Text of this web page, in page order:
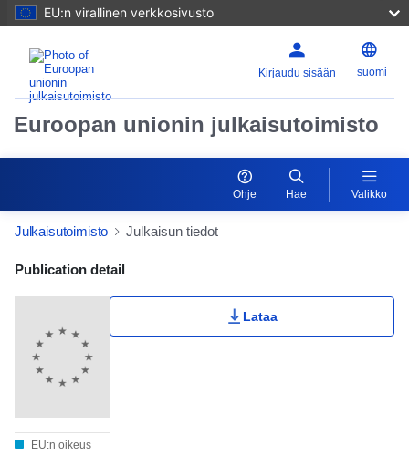
EU:n virallinen verkkosivusto
Kirjaudu sisään suomi
Euroopan unionin julkaisutoimisto
Ohje Hae Valikko
Julkaisutoimisto Julkaisun tiedot
Publication Detail Actions Portlet
Publication detail
EU:n oikeus
Lataa